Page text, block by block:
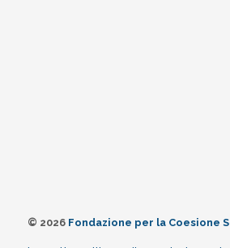
© 2026 Fondazione per la Coesione